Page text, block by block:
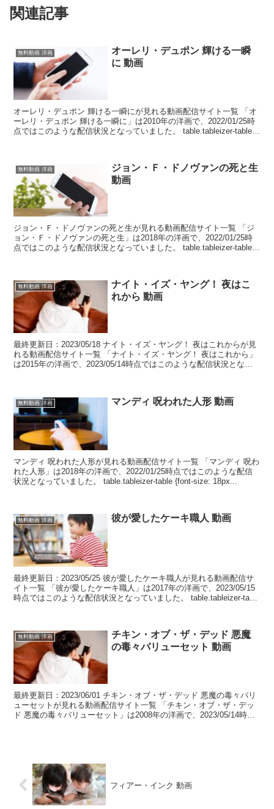
関連記事
無料動画 洋画
オーレリ・デュポン 輝ける一瞬
に 動画
オーレリ・デュポン 輝ける一瞬にが見れる動画配信サイト一覧 「オ
ーレリ・デュポン 輝ける一瞬に」は2010年の洋画で、2022/01/25時
点ではこのような配信状況となっていました。 table.tableizer-table
無料動画 洋画
ジョン・Ｆ・ドノヴァンの死と生
動画
ジョン・Ｆ・ドノヴァンの死と生が見れる動画配信サイト一覧 「ジ
ョン・Ｆ・ドノヴァンの死と生」は2018年の洋画で、2022/01/25時
点ではこのような配信状況となっていました。 table.tableizer-table
無料動画 洋画
ナイト・イズ・ヤング！ 夜はこ
れから 動画
最終更新日：2023/05/18 ナイト・イズ・ヤング！ 夜はこれからが見
れる動画配信サイト一覧 「ナイト・イズ・ヤング！ 夜はこれから」
は2015年の洋画で、2023/05/14時点ではこのような配信状況となっ
無料動画 洋画 マンディ 呪われた人形 動画
マンディ 呪われた人形が見れる動画配信サイト一覧 「マンディ 呪わ
れた人形」は2018年の洋画で、2022/01/25時点ではこのような配信
状況となっていました。 table.tableizer-table {font-size: 18px...
無料動画 洋画 彼が愛したケーキ職人 動画
最終更新日：2023/05/25 彼が愛したケーキ職人が見れる動画配信サ
イト一覧 「彼が愛したケーキ職人」は2017年の洋画で、2023/05/15
時点ではこのような配信状況となっていました。 table.tableizer-table
無料動画 洋画
チキン・オブ・ザ・デッド 悪魔
の毒々バリューセット 動画
最終更新日：2023/06/01 チキン・オブ・ザ・デッド 悪魔の毒々バリ
ューセットが見れる動画配信サイト一覧 「チキン・オブ・ザ・デッ
ド 悪魔の毒々バリューセット」は2008年の洋画で、2023/05/14時点
フィアー・インク 動画